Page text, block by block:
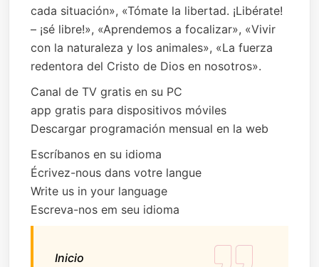
cada situación», «Tómate la libertad. ¡Libérate!
– ¡sé libre!», «Aprendemos a focalizar», «Vivir
con la naturaleza y los animales», «La fuerza
redentora del Cristo de Dios en nosotros».
Canal de TV gratis en su PC
app gratis para dispositivos móviles
Descargar programación mensual en la web
Escríbanos en su idioma
Écrivez-nous dans votre langue
Write us in your language
Escreva-nos em seu idioma
Inicio